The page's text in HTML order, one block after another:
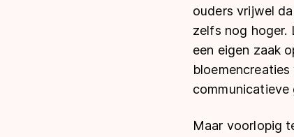
ouders vrijwel
zelfs nog hoger.
een eigen zaak
communicatieve
Maar voorlopig